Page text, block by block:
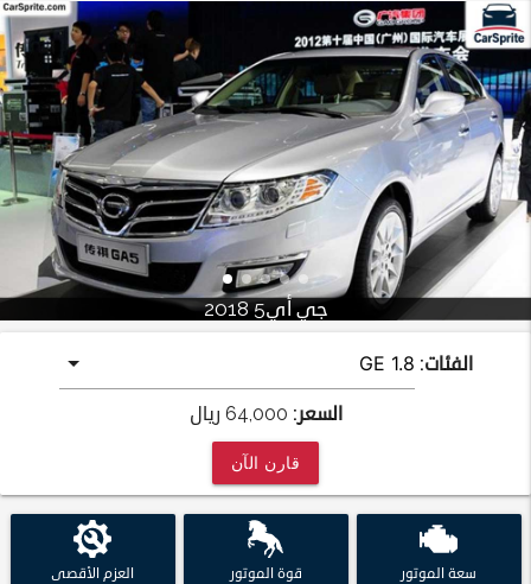
جي أي5 2018
الفئات:
السعر: 64,000 ريال
قارن الآن
سعة الموتور قوة الموتور العزم الأقصى